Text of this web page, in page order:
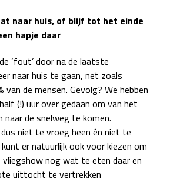
naar huis, of blijf tot het einde
hapje daar
‘fout’ door na de laatste
naar huis te gaan, net zoals
van de mensen. Gevolg? We hebben
(!) uur over gedaan om van het
naar de snelweg te komen.
dus niet te vroeg heen én niet te
er natuurlijk ook voor kiezen om
nog wat te eten daar en
uittocht te vertrekken